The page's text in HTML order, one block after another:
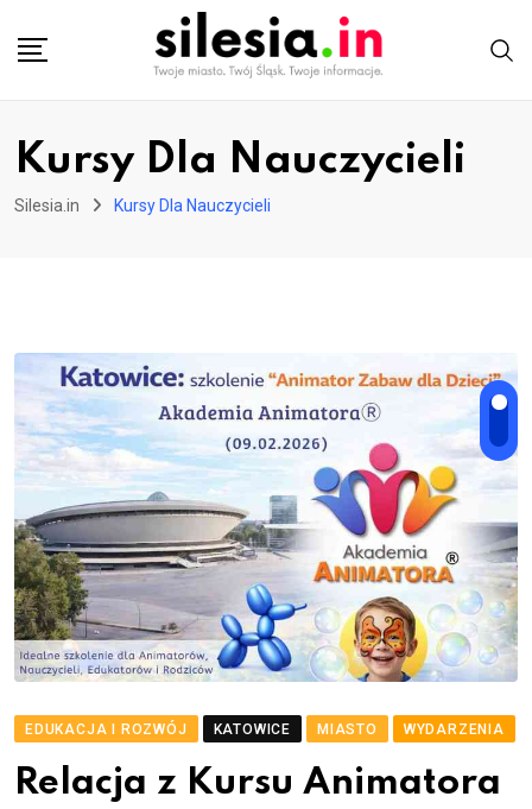
Kursy Dla Nauczycieli
Silesia.in Kursy Dla Nauczycieli
EDUKACJA I ROZWÓJ KATOWICE MIASTO WYDARZENIA
Relacja z Kursu Animatora